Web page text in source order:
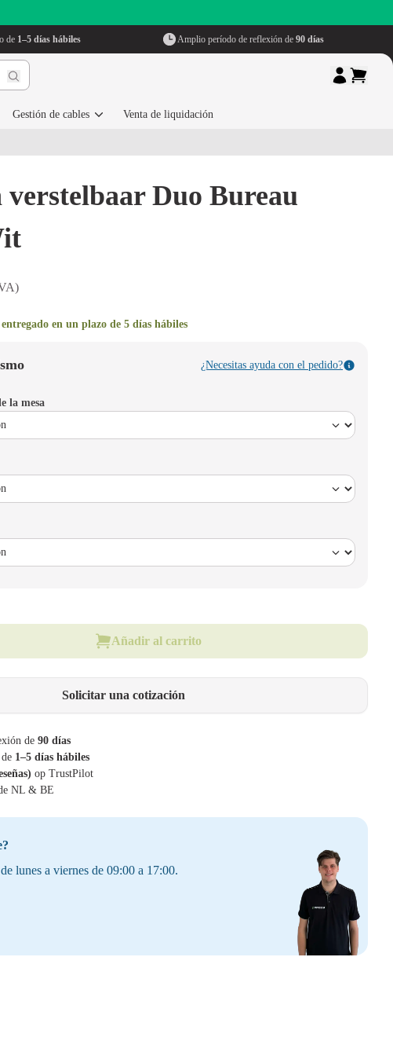
de 1–5 días hábiles Amplio período de reflexión de 90 días
Gestión de cables Venta de liquidación
Duo Bureau
en un plazo de 5 días hábiles
¿Necesitas ayuda con el pedido?
la mesa
Añadir al carrito
Solicitar una cotización
de 90 días
1–5 días hábiles
op TrustPilot
NL & BE
lunes a viernes de 09:00 a 17:00.